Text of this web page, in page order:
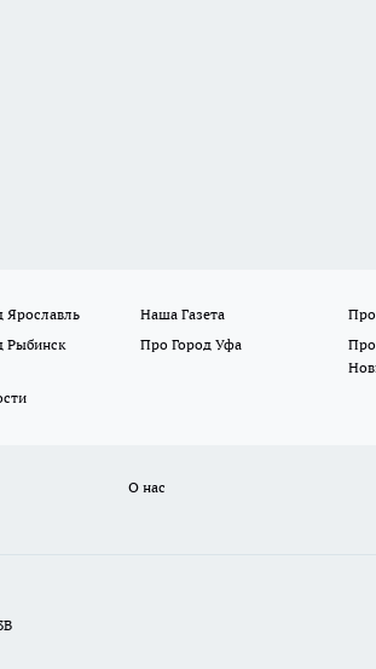
Ярославль Наша Газета
Про
Рыбинск Про Город Уфа
О нас